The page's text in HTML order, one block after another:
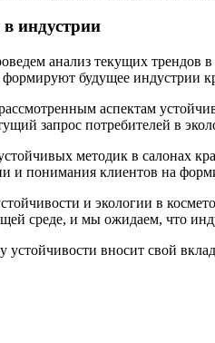
индустрии
анализ текущих трендов
будущее индустрии
аспектам
запрос потребителей в
методик в салонах
и понимания клиентов на
и экологии в
среде, и мы ожидаем, что
вносит свой